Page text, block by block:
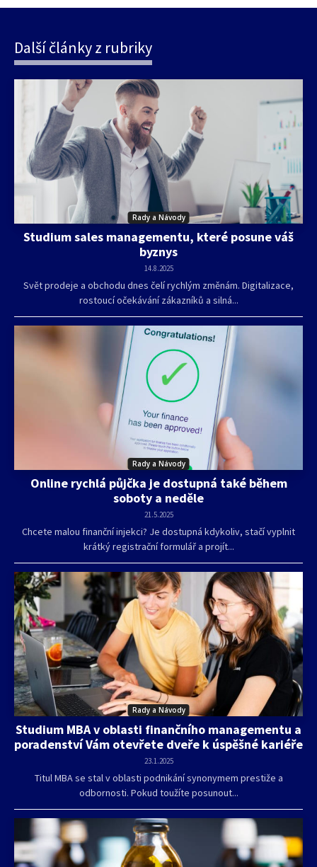
Další články z rubriky
Rady a Návody
Studium sales managementu, které posune váš
byznys
14.8.2025
Svět prodeje a obchodu dnes čelí rychlým změnám. Digitalizace,
rostoucí očekávání zákazníků a silná...
Rady a Návody
Online rychlá půjčka je dostupná také během
soboty a neděle
21.5.2025
Chcete malou finanční injekci? Je dostupná kdykoliv, stačí vyplnit
krátký registrační formulář a projít...
Rady a Návody
Studium MBA v oblasti finančního managementu a
poradenství Vám otevřete dveře k úspěšné kariéře
23.1.2025
Titul MBA se stal v oblasti podnikání synonymem prestiže a
odbornosti. Pokud toužíte posunout...